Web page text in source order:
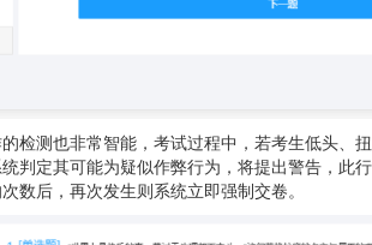
检测也非常智能，考试过程中，若考生低头、扭
判定其可能为疑似作弊行为，将提出警告，此行
数后，再次发生则系统立即强制交卷。